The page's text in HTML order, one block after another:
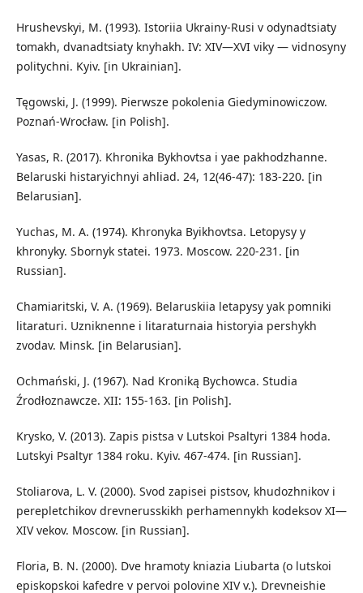
Hrushevskyi, M. (1993). Istoriia Ukrainy-Rusi v odynadtsiaty
tomakh, dvanadtsiaty knyhakh. IV: XIV—XVI viky — vidnosyny
politychni. Kyiv. [in Ukrainian].
Tęgowski, J. (1999). Pierwsze pokolenia Giedyminowiczow.
Poznań-Wrocław. [in Polish].
Yasas, R. (2017). Khronika Bykhovtsa i yae pakhodzhanne.
Belaruski histaryichnyi ahliad. 24, 12(46-47): 183-220. [in
Belarusian].
Yuchas, M. A. (1974). Khronyka Byikhovtsa. Letopysy y
khronyky. Sbornyk statei. 1973. Moscow. 220-231. [in
Russian].
Chamiaritski, V. A. (1969). Belaruskiia letapysy yak pomniki
litaraturi. Uzniknenne i litaraturnaia historyia pershykh
zvodav. Minsk. [in Belarusian].
Ochmański, J. (1967). Nad Kroniką Bychowca. Studia
Źrodłoznawcze. XII: 155-163. [in Polish].
Krysko, V. (2013). Zapis pistsa v Lutskoi Psaltyri 1384 hoda.
Lutskyi Psaltyr 1384 roku. Kyiv. 467-474. [in Russian].
Stoliarova, L. V. (2000). Svod zapisei pistsov, khudozhnikov i
perepletchikov drevnerusskikh perhamennykh kodeksov XI—
XIV vekov. Moscow. [in Russian].
Floria, B. N. (2000). Dve hramoty kniazia Liubarta (o lutskoi
episkopskoi kafedre v pervoi polovine XIV v.). Drevneishie